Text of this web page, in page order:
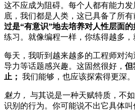
这不应成为阻碍。每个人都有能力
底，我们都是人类，这已具备了所有
过是“有意识”地去培养对人性层面的
练习。就像编程一样，你练得越多，
每天，我听到越来越多的工程师对
导力等话题感兴趣。这固然很好， 但
止； 我们能够，也应该探索得更深。
魅力， 与其说是一种天赋特质，不
识别的行为。你可能说不出它具体叫